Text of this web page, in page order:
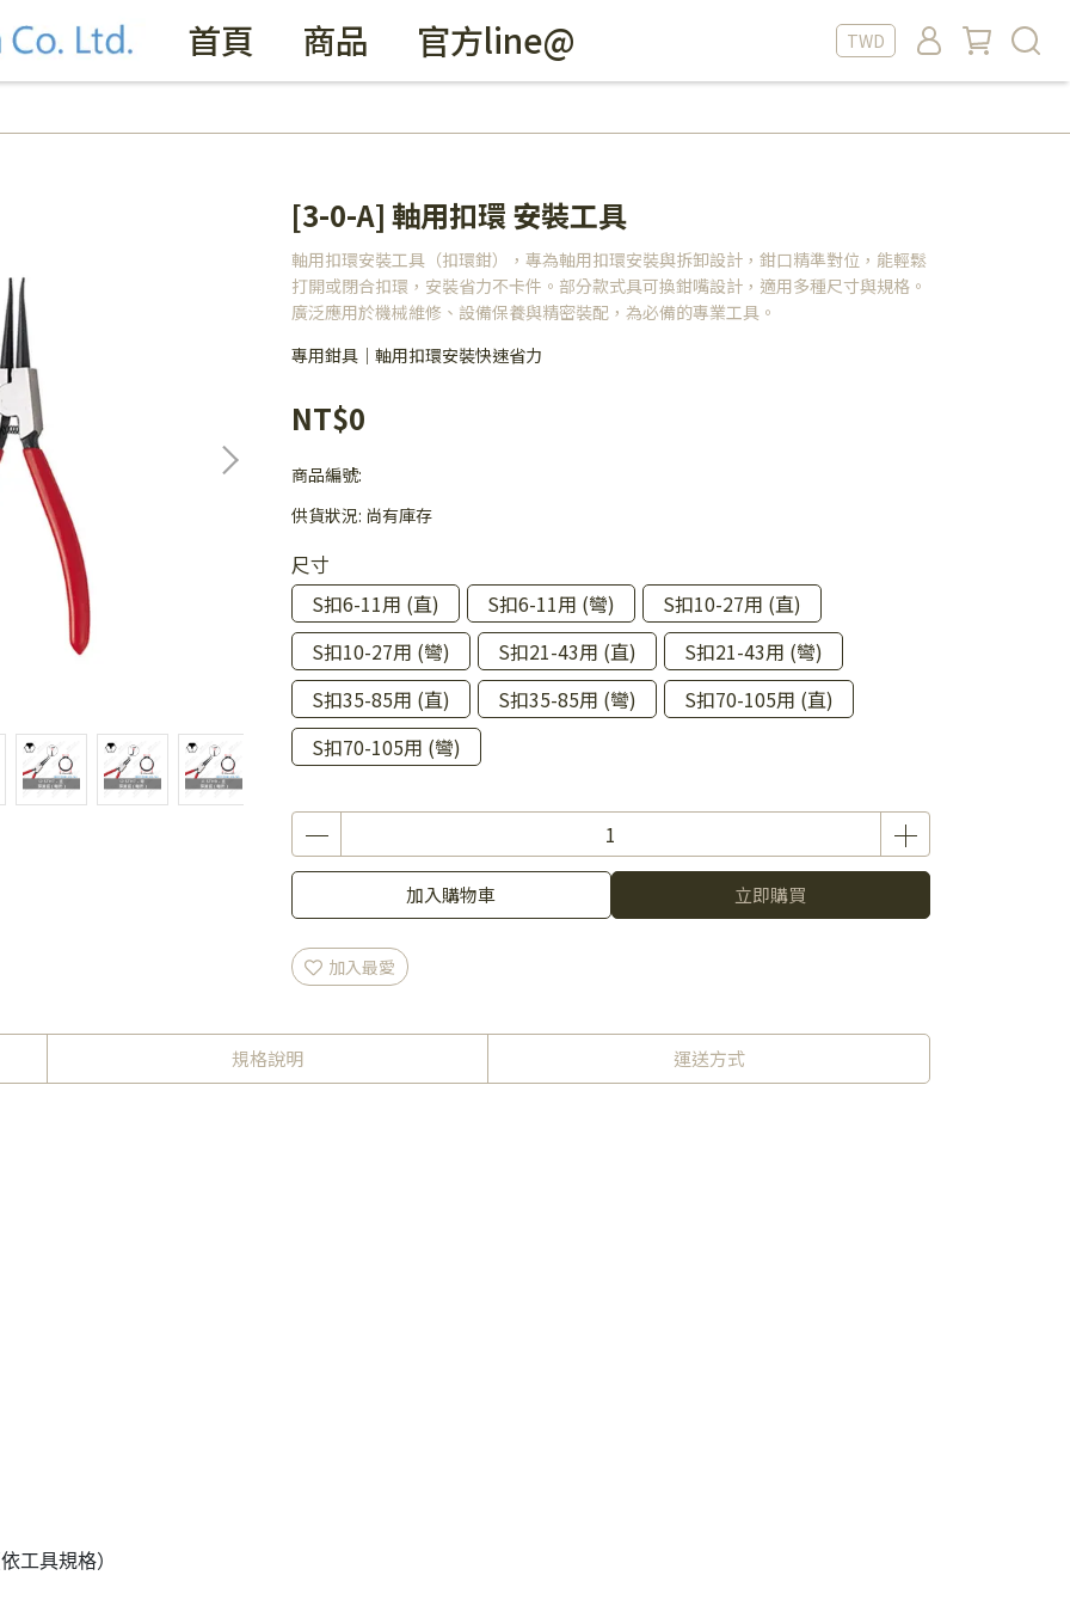
首頁 商品 官方line@ TWD
[3-0-A] 軸用扣環 安裝工具
軸用扣環安裝工具（扣環鉗），專為軸用扣環安裝與拆卸設計，鉗口精準對位，能輕鬆
打開或閉合扣環，安裝省力不卡件。部分款式具可換鉗嘴設計，適用多種尺寸與規格。
廣泛應用於機械維修、設備保養與精密裝配，為必備的專業工具。
專用鉗具｜軸用扣環安裝快速省力
NT$0
商品編號:
供貨狀況: 尚有庫存
尺寸
S扣6-11用 (直)
S扣6-11用 (彎)
S扣10-27用 (直)
S扣10-27用 (彎)
S扣21-43用 (直)
S扣21-43用 (彎)
S扣35-85用 (直)
S扣35-85用 (彎)
S扣70-105用 (直)
S扣70-105用 (彎)
加入購物車 立即購買
加入最愛
規格說明 運送方式
工具規格）